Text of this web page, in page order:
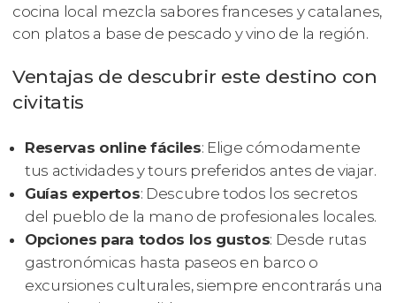
cocina local mezcla sabores franceses y catalanes,
con platos a base de pescado y vino de la región.
Ventajas de descubrir este destino con
civitatis
Reservas online fáciles: Elige cómodamente
tus actividades y tours preferidos antes de viajar.
Guías expertos: Descubre todos los secretos
del pueblo de la mano de profesionales locales.
Opciones para todos los gustos: Desde rutas
gastronómicas hasta paseos en barco o
excursiones culturales, siempre encontrarás una